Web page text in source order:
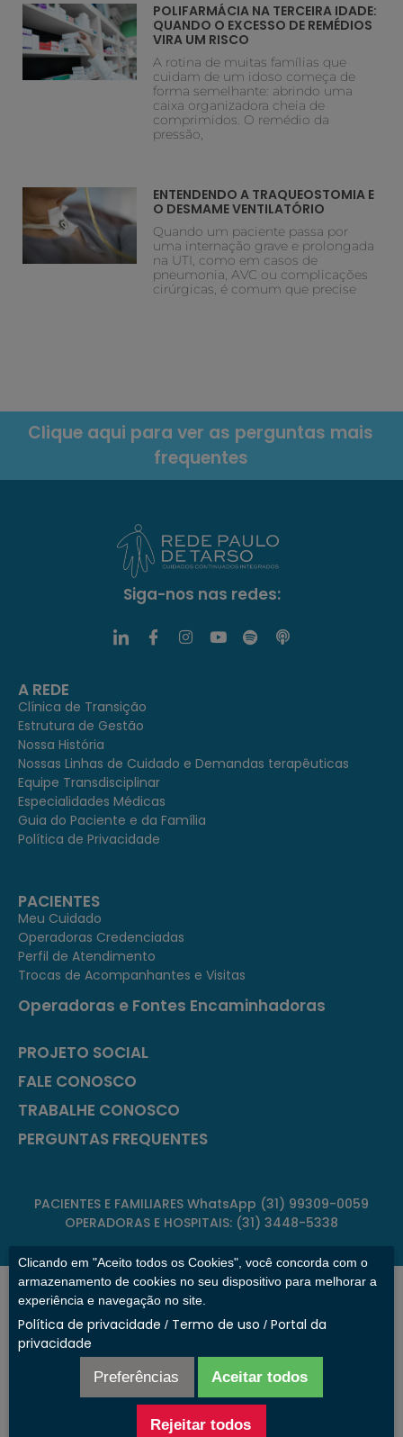
Clicando em "Aceito todos os Cookies", você concorda com o
armazenamento de cookies no seu dispositivo para melhorar a
experiência e navegação no site.
Política de privacidade / Termo de uso / Portal da
privacidade
Preferências Aceitar todos
Rejeitar todos
POLIFARMÁCIA NA TERCEIRA IDADE:
QUANDO O EXCESSO DE REMÉDIOS
VIRA UM RISCO
A rotina de muitas famílias que
cuidam de um idoso começa de
forma semelhante: abrindo uma
caixa organizadora cheia de
comprimidos. O remédio da
pressão,
ENTENDENDO A TRAQUEOSTOMIA E
O DESMAME VENTILATÓRIO
Quando um paciente passa por
uma internação grave e prolongada
na UTI, como em casos de
pneumonia, AVC ou complicações
cirúrgicas, é comum que precise
Clique aqui para ver as perguntas mais
frequentes
Siga-nos nas redes:
A REDE
Clínica de Transição
Estrutura de Gestão
Nossa História
Nossas Linhas de Cuidado e Demandas terapêuticas
Equipe Transdisciplinar
Especialidades Médicas
Guia do Paciente e da Família
Política de Privacidade
PACIENTES
Meu Cuidado
Operadoras Credenciadas
Perfil de Atendimento
Trocas de Acompanhantes e Visitas
Operadoras e Fontes Encaminhadoras
PROJETO SOCIAL
FALE CONOSCO
TRABALHE CONOSCO
PERGUNTAS FREQUENTES
PACIENTES E FAMILIARES WhatsApp (31) 99309-0059
OPERADORAS E HOSPITAIS: (31) 3448-5338
CLÍNICA DE TRANSIÇÃO PAULO DE TARSO
Rua Estoril, 207, São Francisco
Razão Social: Rede Paulo de Tarso
CNPJ Clínica de Transição Paulo de Tarso: 17.226.044/0001-
CNPJ Clínica de Transição Suntor: 17.226.044/0005-60